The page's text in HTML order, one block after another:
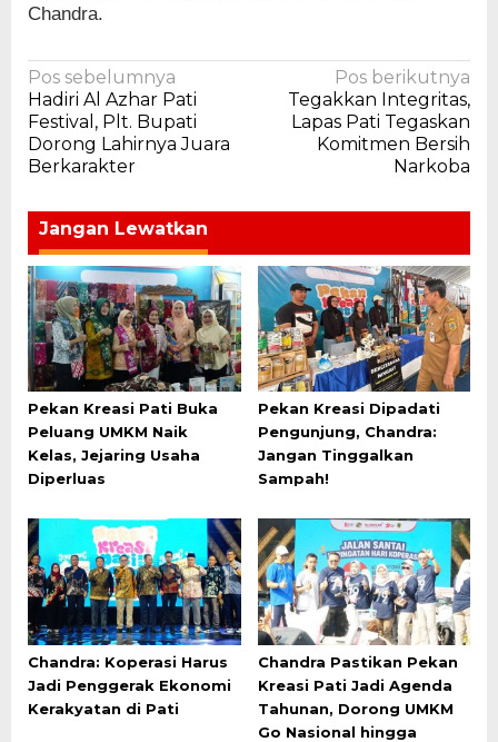
Chandra.
Navigasi
pos
Pos sebelumnya
Hadiri Al Azhar Pati
Festival, Plt. Bupati
Dorong Lahirnya Juara
Berkarakter
Pos berikutnya
Tegakkan Integritas,
Lapas Pati Tegaskan
Komitmen Bersih
Narkoba
Jangan Lewatkan
Pekan Kreasi Pati Buka
Peluang UMKM Naik
Kelas, Jejaring Usaha
Diperluas
Pekan Kreasi Dipadati
Pengunjung, Chandra:
Jangan Tinggalkan
Sampah!
Chandra: Koperasi Harus
Jadi Penggerak Ekonomi
Kerakyatan di Pati
Chandra Pastikan Pekan
Kreasi Pati Jadi Agenda
Tahunan, Dorong UMKM
Go Nasional hingga